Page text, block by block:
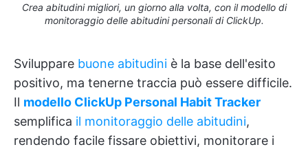
Crea abitudini migliori, un giorno alla volta, con il modello di
monitoraggio delle abitudini personali di ClickUp.
Sviluppare buone abitudini è la base dell'esito
positivo, ma tenerne traccia può essere difficile.
Il modello ClickUp Personal Habit Tracker
semplifica il monitoraggio delle abitudini,
rendendo facile fissare obiettivi, monitorare i